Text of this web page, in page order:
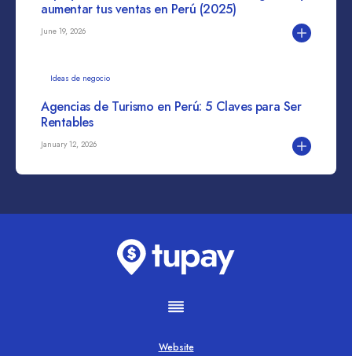
aumentar tus ventas en Perú (2025)
June 19, 2026
Ideas de negocio
Agencias de Turismo en Perú: 5 Claves para Ser
Rentables
January 12, 2026
Website